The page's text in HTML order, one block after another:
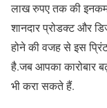
लाख रुपए तक की
शानदार प्रोडक्ट और
होने की वजह से इस
है.जब आपका कारोबार
भी करा सकते हैं.